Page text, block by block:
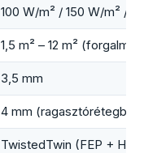
100 W/m² / 150 W/m² /
1,5 m² – 12 m²
3,5 mm
4 mm (ragasztórétegbe
TwistedTwin (FEP +